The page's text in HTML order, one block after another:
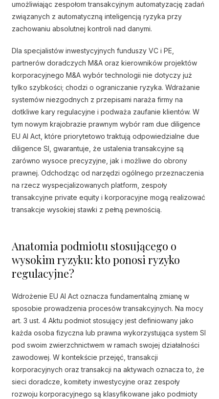
umożliwiając zespołom transakcyjnym automatyzację zadań
związanych z automatyczną inteligencją ryzyka przy
zachowaniu absolutnej kontroli nad danymi.
Dla specjalistów inwestycyjnych funduszy VC i PE,
partnerów doradczych M&A oraz kierowników projektów
korporacyjnego M&A wybór technologii nie dotyczy już
tylko szybkości; chodzi o ograniczanie ryzyka. Wdrażanie
systemów niezgodnych z przepisami naraża firmy na
dotkliwe kary regulacyjne i podważa zaufanie klientów. W
tym nowym krajobrazie prawnym wybór ram due diligence
EU AI Act, które priorytetowo traktują odpowiedzialne due
diligence SI, gwarantuje, że ustalenia transakcyjne są
zarówno wysoce precyzyjne, jak i możliwe do obrony
prawnej. Odchodząc od narzędzi ogólnego przeznaczenia
na rzecz wyspecjalizowanych platform, zespoły
transakcyjne private equity i korporacyjne mogą realizować
transakcje wysokiej stawki z pełną pewnością.
Anatomia podmiotu stosującego o
wysokim ryzyku: kto ponosi ryzyko
regulacyjne?
Wdrożenie EU AI Act oznacza fundamentalną zmianę w
sposobie prowadzenia procesów transakcyjnych. Na mocy
art. 3 ust. 4 Aktu podmiot stosujący jest definiowany jako
każda osoba fizyczna lub prawna wykorzystująca system SI
pod swoim zwierzchnictwem w ramach swojej działalności
zawodowej. W kontekście przejęć, transakcji
korporacyjnych oraz transakcji na aktywach oznacza to, że
sieci doradcze, komitety inwestycyjne oraz zespoły
rozwoju korporacyjnego są klasyfikowane jako podmioty